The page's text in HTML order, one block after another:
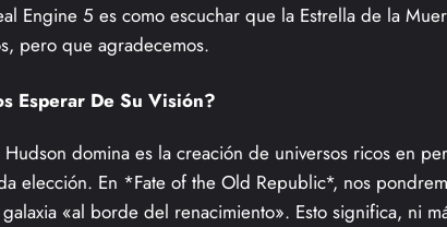
Engine 5 es como escuchar que la Estrella de la
pero que agradecemos.
Esperar De Su Visión?
domina es la creación de universos ricos en
elección. En *Fate of the Old Republic*, nos
«al borde del renacimiento». Esto significa, ni